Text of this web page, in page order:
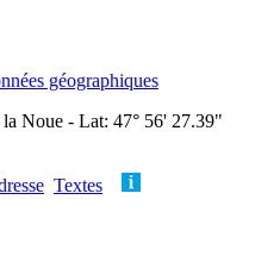
géographiques
Noue - Lat: 47° 56' 27.39"
Textes